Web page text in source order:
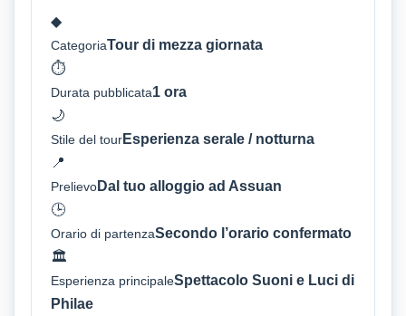
◆
CategoriaTour di mezza giornata
⏱
Durata pubblicata1 ora
🌙
Stile del tourEsperienza serale / notturna
📍
PrelievoDal tuo alloggio ad Assuan
🕒
Orario di partenzaSecondo l’orario confermato
🏛
Esperienza principaleSpettacolo Suoni e Luci di
Philae